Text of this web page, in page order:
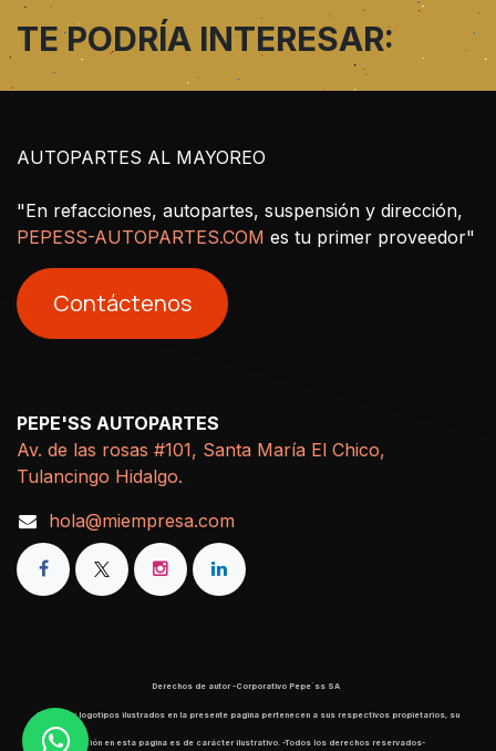
TE PODRÍA INTERESAR:
AUTOPARTES AL MAYOREO
"En refacciones, autopartes, suspensión y dirección,
PEPESS-AUTOPARTES.COM es tu primer proveedor"
Contáctenos
PEPE'SS AUTOPARTES
Av. de las rosas #101, Santa María El Chico,
Tulancingo Hidalgo.
hola@miempresa.com
Derechos de autor -Corporativo Pepe´ss SA
​ Marcas y logotipos ilustrados en la presente pagina pertenecen a sus respectivos propietarios, su
aparición en esta pagina es de carácter ilustrativo. -Todos los derechos reservados-